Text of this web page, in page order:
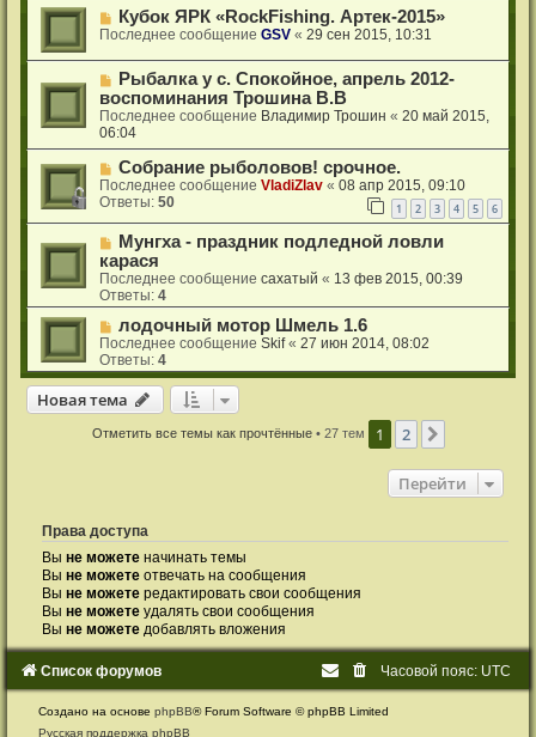
Кубок ЯРК «RockFishing. Артек-2015»
Последнее сообщениеGSV «29 сен 2015, 10:31
Рыбалка у с. Спокойное, апрель 2012-
воспоминания Трошина В.В
Последнее сообщение Владимир Трошин «20 май 2015,
06:04
Собрание рыболовов! срочное.
Последнее сообщениеVladiZlav «08 апр 2015, 09:10
Ответы:50 1 2 3 4 5 6
Мунгха - праздник подледной ловли
карася
Последнее сообщениесахатый « 13 фев 2015, 00:39
Ответы:4
лодочный мотор Шмель 1.6
Последнее сообщениеSkif«27 июн 2014, 08:02
Ответы:4
Новая тема
Новаятема
Отметить все темы как прочтённые• 27 тем 1 2
Перейти
Права доступа
Выне можете начинать темы
Выне можете отвечать на сообщения
Выне можете редактировать свои сообщения
Выне можете удалять свои сообщения
Выне можете добавлять вложения
Список форумов Часовой пояс: UTC
Создано на основеphpBB® Forum Software © phpBB Limited
Русская поддержка phpBB